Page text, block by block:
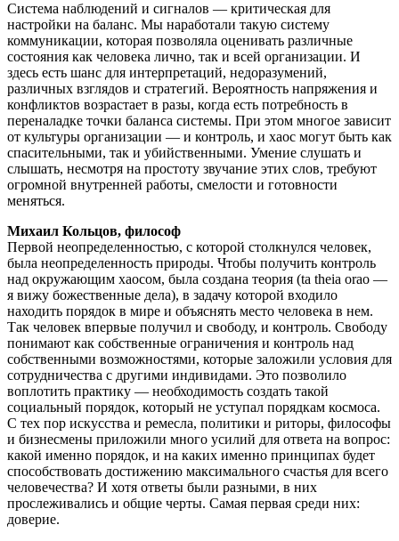
Система наблюдений и сигналов — критическая для
настройки на баланс. Мы наработали такую систему
коммуникации, которая позволяла оценивать различные
состояния как человека лично, так и всей организации. И
здесь есть шанс для интерпретаций, недоразумений,
различных взглядов и стратегий. Вероятность напряжения и
конфликтов возрастает в разы, когда есть потребность в
переналадке точки баланса системы. При этом многое зависит
от культуры организации — и контроль, и хаос могут быть как
спасительными, так и убийственными. Умение слушать и
слышать, несмотря на простоту звучание этих слов, требуют
огромной внутренней работы, смелости и готовности
меняться.
Михаил Кольцов, философ
Первой неопределенностью, с которой столкнулся человек,
была неопределенность природы. Чтобы получить контроль
над окружающим хаосом, была создана теория (ta theia orao —
я вижу божественные дела), в задачу которой входило
находить порядок в мире и объяснять место человека в нем.
Так человек впервые получил и свободу, и контроль. Свободу
понимают как собственные ограничения и контроль над
собственными возможностями, которые заложили условия для
сотрудничества с другими индивидами. Это позволило
воплотить практику — необходимость создать такой
социальный порядок, который не уступал порядкам космоса.
С тех пор искусства и ремесла, политики и риторы, философы
и бизнесмены приложили много усилий для ответа на вопрос:
какой именно порядок, и на каких именно принципах будет
способствовать достижению максимального счастья для всего
человечества? И хотя ответы были разными, в них
прослеживались и общие черты. Самая первая среди них:
доверие.